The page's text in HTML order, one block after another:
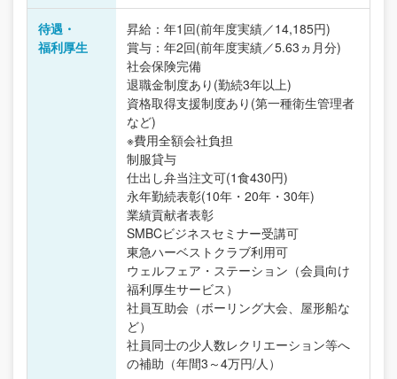
待遇・
福利厚生
昇給：年1回(前年度実績／14,185円)
賞与：年2回(前年度実績／5.63ヵ月分)
社会保険完備
退職金制度あり(勤続3年以上)
資格取得支援制度あり(第一種衛生管理者
など)
※費用全額会社負担
制服貸与
仕出し弁当注文可(1食430円)
永年勤続表彰(10年・20年・30年)
業績貢献者表彰
SMBCビジネスセミナー受講可
東急ハーベストクラブ利用可
ウェルフェア・ステーション（会員向け
福利厚生サービス）
社員互助会（ボーリング大会、屋形船な
ど）
社員同士の少人数レクリエーション等へ
の補助（年間3～4万円/人）